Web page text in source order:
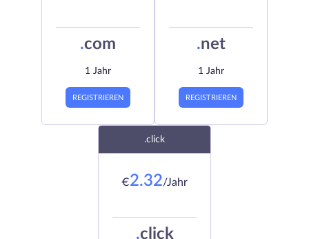
.com
1 Jahr
REGISTRIEREN
.net
1 Jahr
REGISTRIEREN
.click
€2.32/Jahr
.click